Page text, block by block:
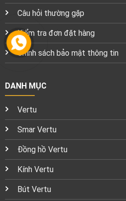
Câu hỏi thường gặp
Kiểm tra đơn đặt hàng
Chính sách bảo mật thông tin
DANH MỤC
Vertu
Smar Vertu
Đồng hồ Vertu
Kính Vertu
Bút Vertu